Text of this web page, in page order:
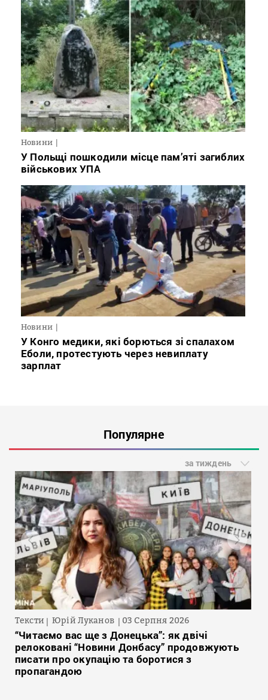
Новини
У Польщі пошкодили місце пам’яті загиблих
військових УПА
Новини
У Конго медики, які борються зі спалахом
Еболи, протестують через невиплату
зарплат
Популярне
за тиждень
Тексти Юрій Луканов 03 Серпня 2026
“Читаємо вас ще з Донецька”: як двічі
релоковані “Новини Донбасу” продовжують
писати про окупацію та боротися з
пропагандою